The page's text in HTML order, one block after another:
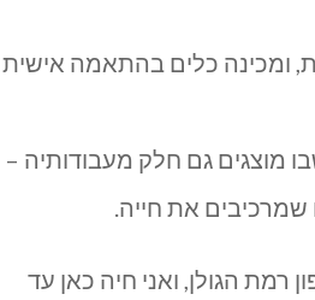
ומכינה כלים בהתאמה אישית
מוצגים גם חלק מעבודותיה –
שמרכיבים את חייה.
הגולן, ואני חיה כאן עד